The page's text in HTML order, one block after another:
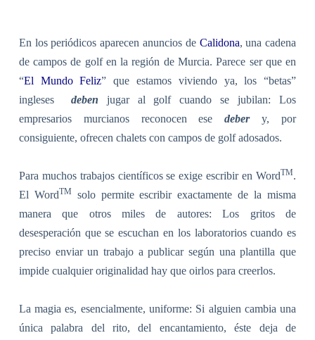
En los periódicos aparecen anuncios de Calidona, una cadena
de campos de golf en la región de Murcia. Parece ser que en
“El Mundo Feliz” que estamos viviendo ya, los “betas”
ingleses
deben jugar al golf cuando se jubilan: Los
empresarios murcianos reconocen esedebery, por
consiguiente, ofrecen chalets con campos de golf adosados.
Para muchos trabajos científicos se exige escribir en WordTM.
El WordTM
solo permite escribir exactamente de la misma
manera que otros miles de autores: Los gritos de
desesperación que se escuchan en los laboratorios cuando es
preciso enviar un trabajo a publicar según una plantilla que
impide cualquier originalidad hay que oirlos para creerlos.
La magia es, esencialmente, uniforme: Si alguien cambia una
única palabra del rito, del encantamiento, éste deja de